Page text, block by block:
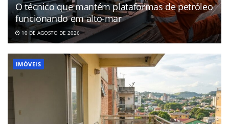
O técnico que mantém plataformas de petróleo
funcionando em alto-mar
10 DE AGOSTO DE 2026
IMÓVEIS